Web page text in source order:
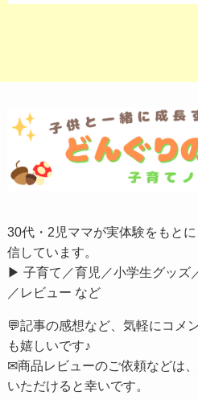
30代・2児ママが実体験をもと
信しています。
▶︎ 子育て／育児／小学生グッズ
／レビュー など
💬記事の感想など、気軽にコメ
も嬉しいです♪
✉商品レビューのご依頼などは、
いただけると幸いです。